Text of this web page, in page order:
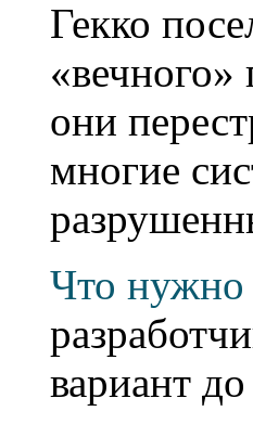
Гекко
«вечного»
они
многие
Что нужно
вариант